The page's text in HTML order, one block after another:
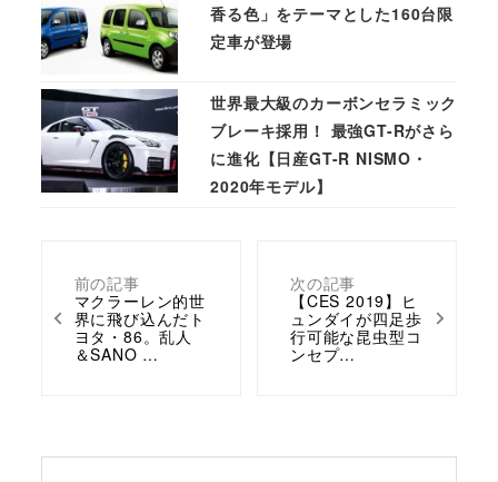
前の記事
マクラーレン的世
界に飛び込んだト
ヨタ・86。乱人
＆SANO …
次の記事
【CES 2019】ヒ
ュンダイが四足歩
行可能な昆虫型コ
ンセプ…
香る色」をテーマとした160台限
定車が登場
世界最大級のカーボンセラミック
ブレーキ採用！ 最強GT-Rがさら
に進化【日産GT-R NISMO・
2020年モデル】